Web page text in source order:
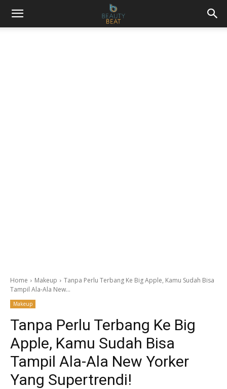
Home Makeup
Tanpa Perlu Terbang Ke Big Apple, Kamu Sudah Bisa
Tampil Ala-Ala New...
Makeup
Tanpa Perlu Terbang Ke Big
Apple, Kamu Sudah Bisa
Tampil Ala-Ala New Yorker
Yang Supertrendi!